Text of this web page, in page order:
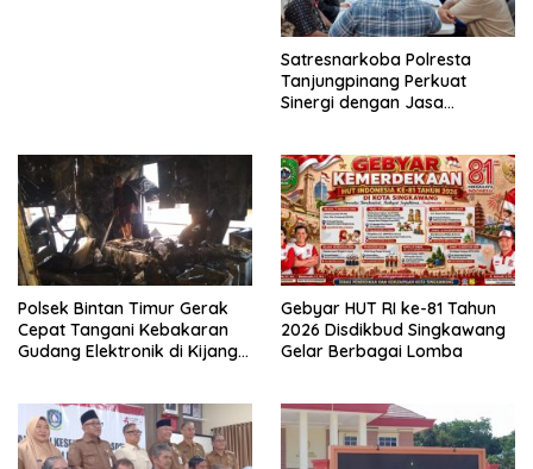
Satresnarkoba Polresta
Tanjungpinang Perkuat
Sinergi dengan Jasa
Polsek Bintan Timur Gerak
Cepat Tangani Kebakaran
Gudang Elektronik di Kijang
Gebyar HUT RI ke-81 Tahun
2026 Disdikbud Singkawang
Gelar Berbagai Lomba